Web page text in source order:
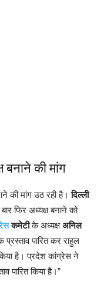
बनाने की मांग
की मांग उठ रही है।दिल्ली
फिर अध्यक्ष बनाने को
कमेटीके अध्यक्षअनिल
पारित कर राहुल
है। प्रदेश कांग्रेस ने
पारित किया है।”